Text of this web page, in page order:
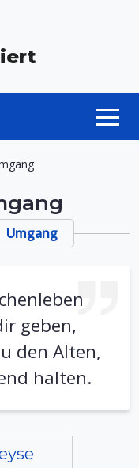
Umgang
geben,
den Alten,
halten.